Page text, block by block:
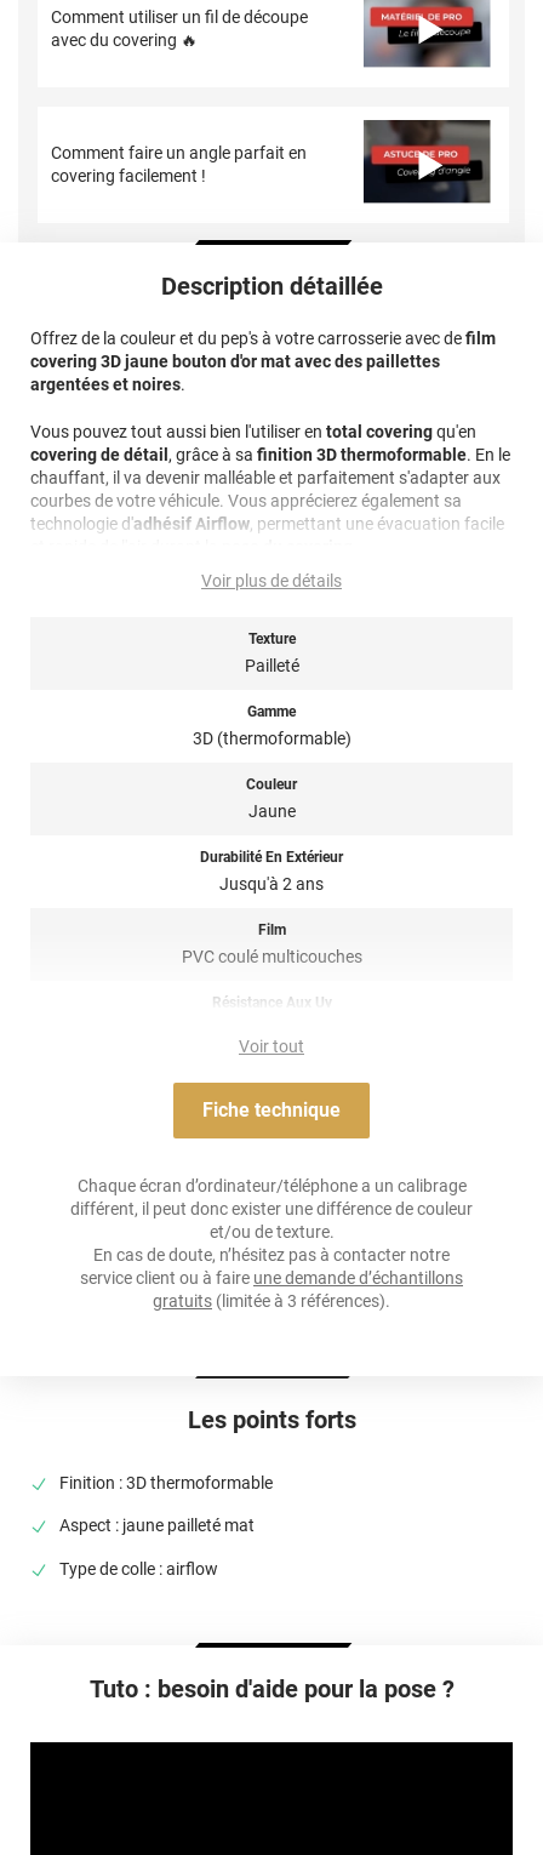
Comment utiliser un fil de découpe
avec du covering 🔥
Comment faire un angle parfait en
covering facilement !
Les points forts
Finition : 3D thermoformable
Aspect : jaune pailleté mat
Type de colle : airflow
Description détaillée
Offrez de la couleur et du pep's à votre carrosserie avec defilm
covering 3D jaune bouton d'or mat avec des paillettes
argentées et noires.
Vous pouvez tout aussi bien l'utiliser en total coveringqu'en
covering de détail , grâce à sa finition 3D thermoformable. En le
chauffant, il va devenir malléable et parfaitement s'adapter aux
courbes de votre véhicule. Vous apprécierez également sa
technologie d'adhésif Airflow , permettant une évacuation facile
Sa couleur jaune mat légèrement pailleté offre un rendu solaire
haute performance • Epaisseur : 100 µm • Adhésif acrylique
solvant sensible à la pression • Adhésif structuré pour évacuer
Pose et entretien : Pose à sec - Adhésion immédiate et
pose recommandée entre 15°C et 25°C - Entretien du film
préconisée avec une solution liquide sans solvants agressifs ou
Voir plus de détails
Texture
Pailleté
Gamme
3D (thermoformable)
Couleur
Jaune
Durabilité En Extérieur
Jusqu'à 2 ans
Film
PVC coulé multicouches
Résistance Aux Uv
Acrylique solvant, sensible à la pression, repositionnable
Épaisseur
100 µ
Température D'application
Température D'utilisation
Voir tout
Fiche technique
Chaque écran d’ordinateur/téléphone a un calibrage
différent, il peut donc exister une différence de couleur
et/ou de texture.
En cas de doute, n’hésitez pas à contacter notre
service client ou à faire une demande d’échantillons
gratuits (limitée à 3 références).
Tuto : besoin d'aide pour la pose ?